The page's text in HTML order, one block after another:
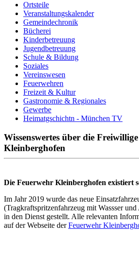
Ortsteile
Veranstaltungskalender
Gemeindechronik
Bücherei
Kinderbetreuung
Jugendbetreuung
Schule & Bildung
Soziales
Vereinswesen
Feuerwehren
Freizeit & Kultur
Gastronomie & Regionales
Gewerbe
Heimatgschichtn - München TV
Wissenswertes über die
Kleinberghofen
Die Feuerwehr Kleinberghofen existiert
Im Jahr 2019 wurde das neue
(Tragkraftspritzenfahrzeug mit Wassser
in den Dienst gestellt. Alle relevanten
auf der Webseite derFeuerwehr